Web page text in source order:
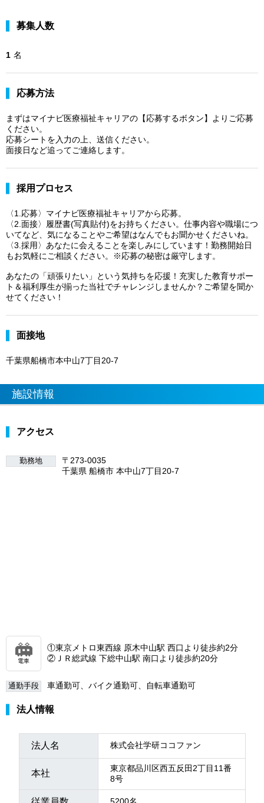
募集人数
1 名
応募方法
まずはマイナビ医療福祉キャリアの【応募するボタン】よりご応募
ください。
応募シートを入力の上、送信ください。
面接日など追ってご連絡します。
採用プロセス
〈1.応募〉マイナビ医療福祉キャリアから応募。
〈2.面接〉履歴書(写真貼付)をお持ちください。仕事内容や職場につ
いてなど、気になることやご希望はなんでもお聞かせくださいね。
〈3.採用〉あなたに会えることを楽しみにしています！勤務開始日
もお気軽にご相談ください。※応募の秘密は厳守します。
あなたの「頑張りたい」という気持ちを応援！充実した教育サポー
ト＆福利厚生が揃った当社でチャレンジしませんか？ご希望を聞か
せてください！
面接地
千葉県船橋市本中山7丁目20-7
施設情報
アクセス
勤務地
〒273-0035
千葉県 船橋市 本中山7丁目20-7
電車
①東京メトロ東西線 原木中山駅 西口より徒歩約2分
②ＪＲ総武線 下総中山駅 南口より徒歩約20分
通勤手段 車通勤可、バイク通勤可、自転車通勤可
法人情報
法人名 株式会社学研ココファン
本社
東京都品川区西五反田2丁目11番
8号
5200名